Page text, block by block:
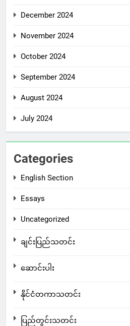
December 2024
November 2024
October 2024
September 2024
August 2024
July 2024
Categories
English Section
Essays
Uncategorized
ချင်းပြည်သတင်း
ဆောင်းပါး
နိုင်ငံတကာသတင်း
ပြည်တွင်းသတင်း